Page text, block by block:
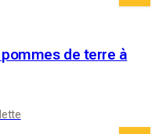
de terre à